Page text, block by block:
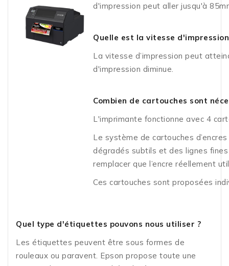
d'impression peut aller jusqu'à
Quelle est la vitesse
La vitesse d’impression peut
d'impression diminue.
Combien de cartouches sont
L'imprimante fonctionne avec 4
Le système de cartouches
dégradés subtils et des lignes
remplacer que l’encre réellement
Ces cartouches sont proposées
Quel type d'étiquettes pouvons nous utiliser ?
Les étiquettes peuvent être sous formes de
rouleaux ou paravent. Epson propose toute une